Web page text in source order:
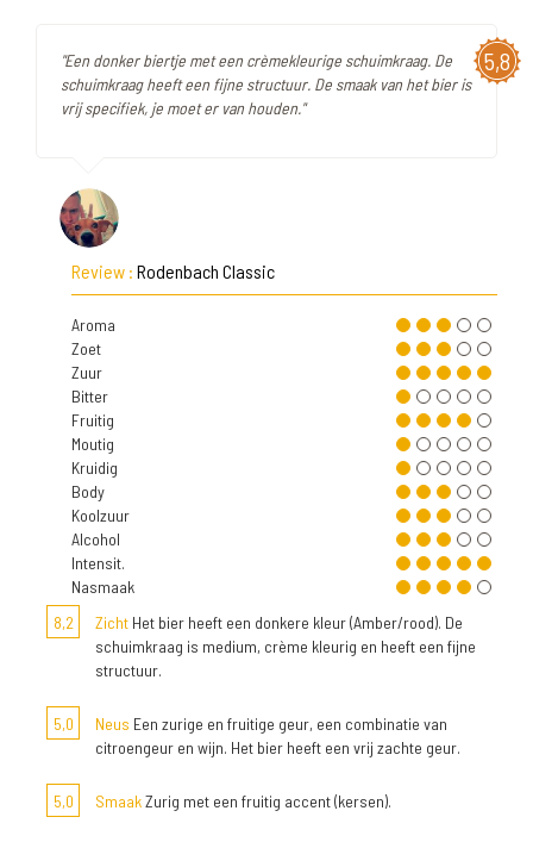
5,8
"Een donker biertje met een crèmekleurige schuimkraag. De
schuimkraag heeft een fijne structuur. De smaak van het bier is
vrij specifiek, je moet er van houden."
Review : Rodenbach Classic
Aroma
Zoet
Zuur
Bitter
Fruitig
Moutig
Kruidig
Body
Koolzuur
Alcohol
Intensit.
Nasmaak
8,2
Zicht Het bier heeft een donkere kleur (Amber/rood). De
schuimkraag is medium, crème kleurig en heeft een fijne
structuur.
5,0 Neus Een zurige en fruitige geur, een combinatie van
citroengeur en wijn. Het bier heeft een vrij zachte geur.
5,0 SmaakZurig met een fruitig accent (kersen).